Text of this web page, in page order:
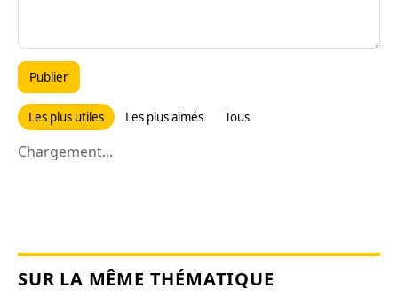
Publier
Les plus utiles Les plus aimés Tous
Chargement...
SUR LA MÊME THÉMATIQUE